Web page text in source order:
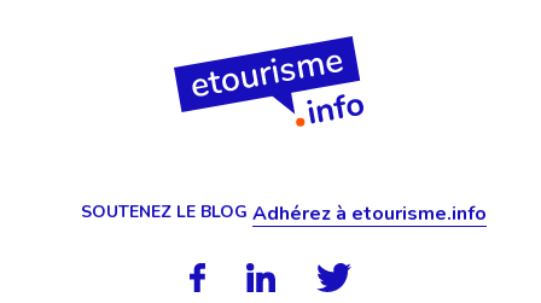
SOUTENEZ LE BLOG Adhérez à etourisme.info